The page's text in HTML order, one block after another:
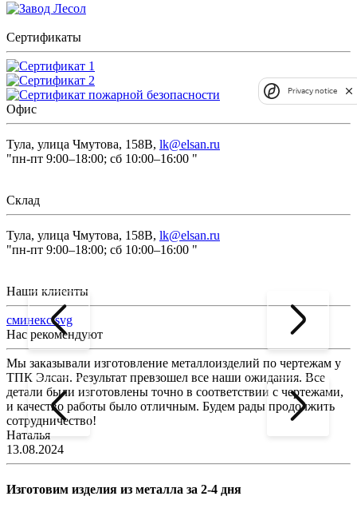
Сертификаты
Офис
Тула, улица Чмутова, 158В, lk@elsan.ru
"пн-пт 9:00–18:00; сб 10:00–16:00 "
Склад
Тула, улица Чмутова, 158В, lk@elsan.ru
"пн-пт 9:00–18:00; сб 10:00–16:00 "
Наши клиенты
сминекс.svg
Нас рекомендуют
Мы заказывали изготовление металлоизделий по чертежам у
ТПК Элсан. Результат превзошел все наши ожидания. Все
детали были изготовлены точно в соответствии с чертежами,
и качество работы было отличным. Будем рады продолжить
сотрудничество!
Наталья
13.08.2024
Изготовим изделия из металла за 2-4 дня
Privacy notice